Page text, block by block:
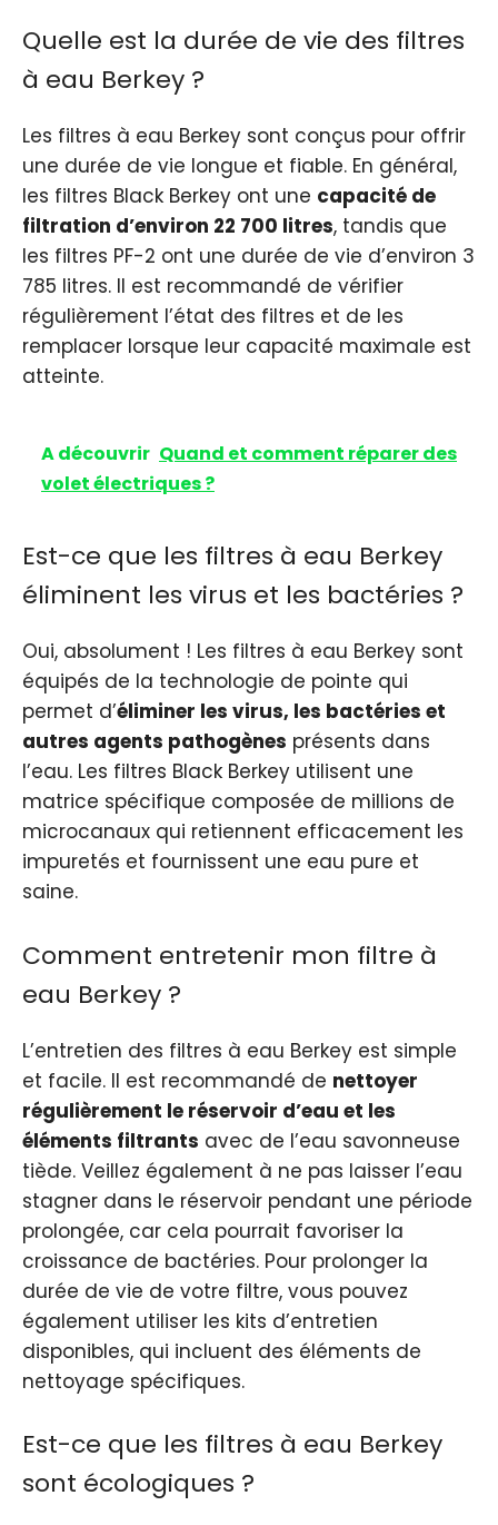
Quelle est la durée de vie des filtres
à eau Berkey ?
Les filtres à eau Berkey sont conçus pour offrir
une durée de vie longue et fiable. En général,
les filtres Black Berkey ont une capacité de
filtration d’environ 22 700 litres, tandis que
les filtres PF-2 ont une durée de vie d’environ 3
785 litres. Il est recommandé de vérifier
régulièrement l’état des filtres et de les
remplacer lorsque leur capacité maximale est
atteinte.
A découvrir Quand et comment réparer des
volet électriques ?
Est-ce que les filtres à eau Berkey
éliminent les virus et les bactéries ?
Oui, absolument ! Les filtres à eau Berkey sont
équipés de la technologie de pointe qui
permet d’éliminer les virus, les bactéries et
autres agents pathogènes présents dans
l’eau. Les filtres Black Berkey utilisent une
matrice spécifique composée de millions de
microcanaux qui retiennent efficacement les
impuretés et fournissent une eau pure et
saine.
Comment entretenir mon filtre à
eau Berkey ?
L’entretien des filtres à eau Berkey est simple
et facile. Il est recommandé de nettoyer
régulièrement le réservoir d’eau et les
éléments filtrants avec de l’eau savonneuse
tiède. Veillez également à ne pas laisser l’eau
stagner dans le réservoir pendant une période
prolongée, car cela pourrait favoriser la
croissance de bactéries. Pour prolonger la
durée de vie de votre filtre, vous pouvez
également utiliser les kits d’entretien
disponibles, qui incluent des éléments de
nettoyage spécifiques.
Est-ce que les filtres à eau Berkey
sont écologiques ?